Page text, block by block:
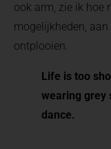
ook arm, zie ik hoe
mogelijkheden,
ontplooien.
Life is too
wearing grey
dance.